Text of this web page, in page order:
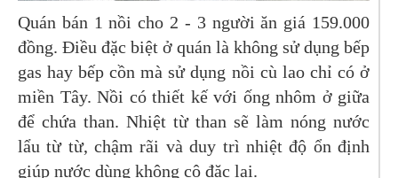
Quán bán 1 nồi cho 2 - 3 người ăn giá 159.000
đồng. Điều đặc biệt ở quán là không sử dụng bếp
gas hay bếp cồn mà sử dụng nồi cù lao chỉ có ở
miền Tây. Nồi có thiết kế với ống nhôm ở giữa
để chứa than. Nhiệt từ than sẽ làm nóng nước
lẩu từ từ, chậm rãi và duy trì nhiệt độ ổn định
giúp nước dùng không cô đặc lại.